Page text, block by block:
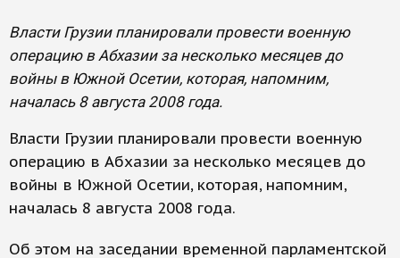
Власти Грузии планировали провести военную
операцию в Абхазии за несколько месяцев до
войны в Южной Осетии, которая, напомним,
началась 8 августа 2008 года.
Власти Грузии планировали провести военную
операцию в Абхазии за несколько месяцев до
войны в Южной Осетии, которая, напомним,
началась 8 августа 2008 года.
Об этом на заседании временной парламентской